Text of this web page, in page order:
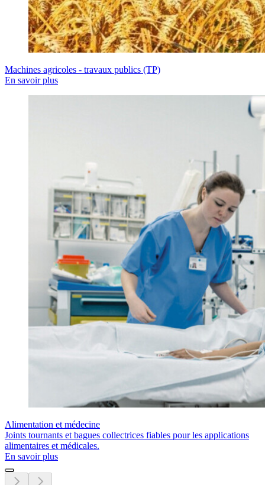
Machines agricoles - travaux publics (TP)
En savoir plus
Alimentation et médecine
Joints tournants et bagues collectrices fiables pour les applications
alimentaires et médicales.
En savoir plus